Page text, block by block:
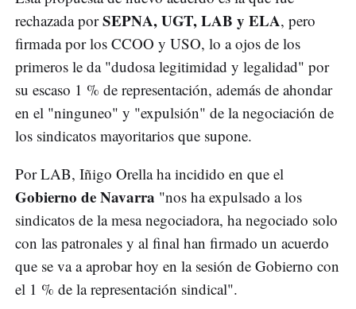
rechazada porSEPNA, UGT, LAB y ELA, pero
firmada por los CCOO y USO, lo a ojos de los
primeros le da "dudosa legitimidad y legalidad" por
su escaso 1 % de representación, además de ahondar
en el "ninguneo" y "expulsión" de la negociación de
los sindicatos mayoritarios que supone.
Por LAB, Iñigo Orella ha incidido en que el
Gobierno de Navarra "nos ha expulsado a los
sindicatos de la mesa negociadora, ha negociado solo
con las patronales y al final han firmado un acuerdo
que se va a aprobar hoy en la sesión de Gobierno con
el 1 % de la representación sindical".